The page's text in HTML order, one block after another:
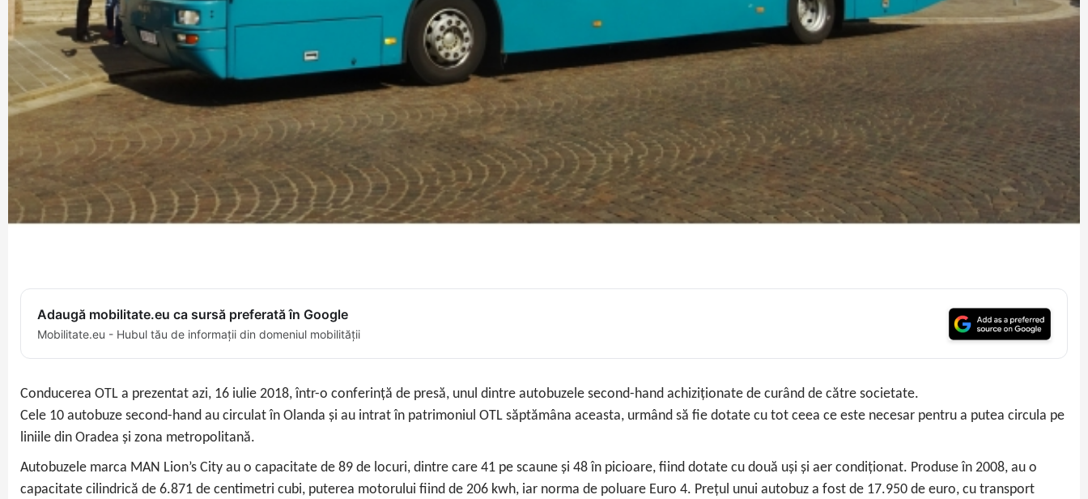
Adaugă mobilitate.eu ca sursă preferată în Google
Mobilitate.eu - Hubul tău de informații din domeniul mobilității
Conducerea OTL a prezentat azi, 16 iulie 2018, într-o conferință de presă, unul dintre autobuzele second-hand achiziţionate de curând de către societate.
Cele 10 autobuze second-hand au circulat în Olanda și au intrat în patrimoniul OTL săptămâna aceasta, urmând să fie dotate cu tot ceea ce este necesar pentru a putea circula pe
liniile din Oradea și zona metropolitană.
Autobuzele marca MAN Lion’s City au o capacitate de 89 de locuri, dintre care 41 pe scaune și 48 în picioare, fiind dotate cu două uși și aer condiționat. Produse în 2008, au o
capacitate cilindrică de 6.871 de centimetri cubi, puterea motorului fiind de 206 kwh, iar norma de poluare Euro 4. Prețul unui autobuz a fost de 17.950 de euro, cu transport